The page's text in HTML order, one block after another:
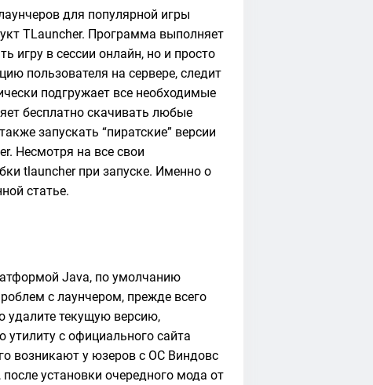
для популярной игры
TLauncher. Программа выполняет
игру в сессии онлайн, но и просто
пользователя на сервере, следит
подгружает все необходимые
бесплатно скачивать любые
запускать “пиратские” версии
Несмотря на все свои
tlauncher при запуске. Именно о
статье.
Java, по умолчанию
с лаунчером, прежде всего
удалите текущую версию,
утилиту с официального сайта
возникают у юзеров с ОС Виндовс
установки очередного мода от